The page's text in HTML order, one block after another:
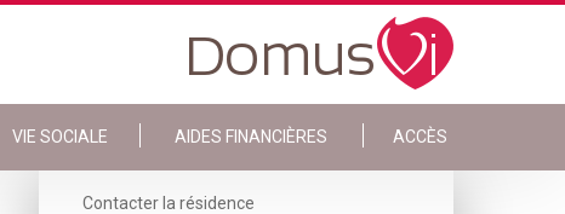
VIE SOCIALE AIDES FINANCIÈRES ACCÈS
Contacter la résidence